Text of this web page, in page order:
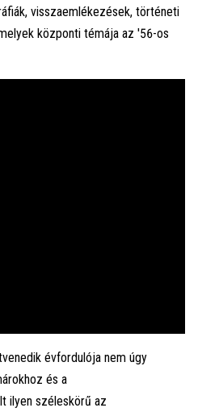
visszaemlékezések, történeti
központi témája az '56-os
évfordulója nem úgy
és a
ilyen széleskörű az